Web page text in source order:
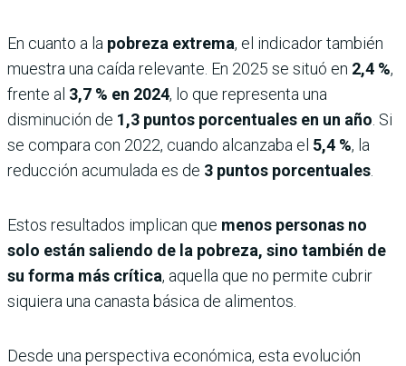
En cuanto a la pobreza extrema, el indicador también
muestra una caída relevante. En 2025 se situó en 2,4 %,
frente al 3,7 % en 2024, lo que representa una
disminución de 1,3 puntos porcentuales en un año . Si
se compara con 2022, cuando alcanzaba el 5,4 %, la
reducción acumulada es de 3 puntos porcentuales
Estos resultados implican que menos personas no
solo están saliendo de la pobreza, sino también de
su forma más crítica, aquella que no permite cubrir
siquiera una canasta básica de alimentos.
Desde una perspectiva económica, esta evolución